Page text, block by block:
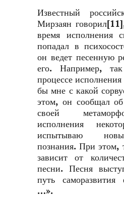
Известный
Мирзаян
время исполнения
попадал в
он ведет песенную
его. Например,
процессе
бы мне с какой
этом, он сообщал
своей
исполнения
испытываю
познания. При этом,
зависит от
песни. Песня
путь саморазвития
…».